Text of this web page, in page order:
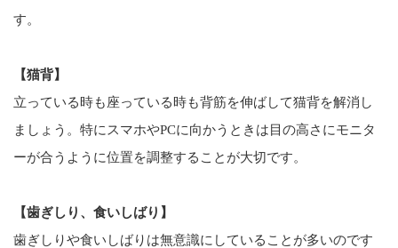
す。
【猫背】
立っている時も座っている時も背筋を伸ばして猫背を解消し
ましょう。特にスマホやPCに向かうときは目の高さにモニタ
ーが合うように位置を調整することが大切です。
【歯ぎしり、食いしばり】
歯ぎしりや食いしばりは無意識にしていることが多いのです